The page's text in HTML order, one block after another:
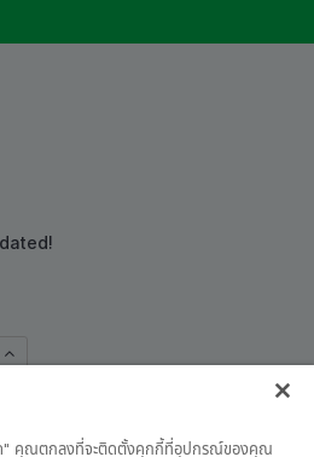
" คุณตกลงที่จะติดตั้งคุกกี้ที่อุปกรณ์ของคุณ